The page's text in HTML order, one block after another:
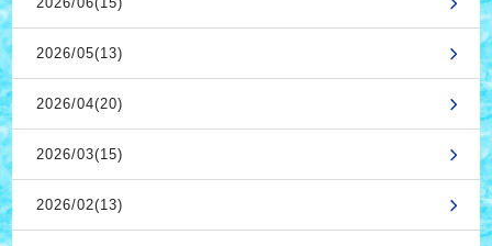
2026/05(13)
2026/04(20)
2026/03(15)
2026/02(13)